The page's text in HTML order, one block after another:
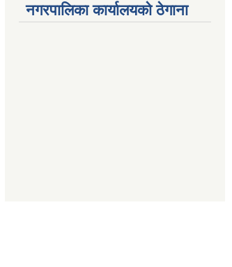
नगरपालिका कार्यालयको ठेगाना